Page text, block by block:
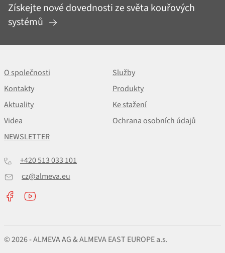
Získejte nové dovednosti ze světa kouřových
systémů
O společnosti
Služby
Kontakty
Produkty
Aktuality
Ke stažení
Videa
Ochrana osobních údajů
NEWSLETTER
+420 513 033 101
cz@almeva.eu
© 2026 - ALMEVA AG & ALMEVA EAST EUROPE a.s.